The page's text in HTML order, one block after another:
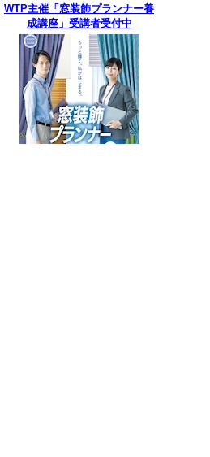
WTP主催「窓装飾プランナー養
成講座」受講者受付中